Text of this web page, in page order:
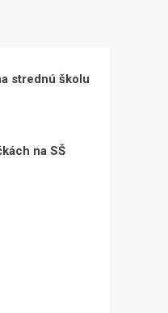
strednú školu
na SŠ